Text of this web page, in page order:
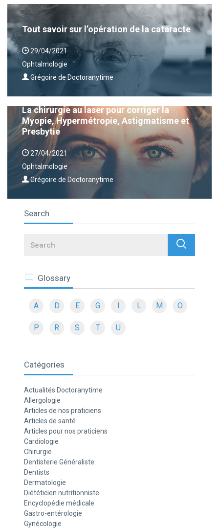
Tout savoir sur l’opération de la cataracte
29/04/2021
Ophtalmologie
Grégoire de Doctoranytime
La chirurgie au laser pour corriger la
Myopie, Hypermétropie, Astigmatisme et
Presbytie
27/04/2021
Ophtalmologie
Grégoire de Doctoranytime
Search
Search
Glossary
A D E G L M O
P R S T U
Catégories
Actualités Doctoranytime
Allergologie
Articles de nos praticiens
Articles de santé
Articles pour nos praticiens
Cardiologie
Chirurgie
Dentisterie Généraliste
Dentists
Dermatologie
Diététicien nutritionniste
Encyclopédie médicale
Gastro-entérologie
Gynécologie